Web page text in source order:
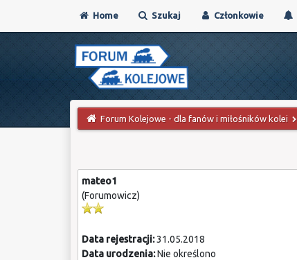
Home Szukaj Członkowie
Forum Kolejowe - dla fanów i miłośników kolei
mateo1
(Forumowicz)
Data rejestracji:31.05.2018
Data urodzenia:Nie określono